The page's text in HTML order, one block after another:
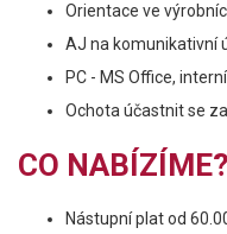
Orientace ve
AJ na komunikativní
PC - MS Office,
Ochota účastnit se
CO NABÍZÍME?
Nástupní plat od